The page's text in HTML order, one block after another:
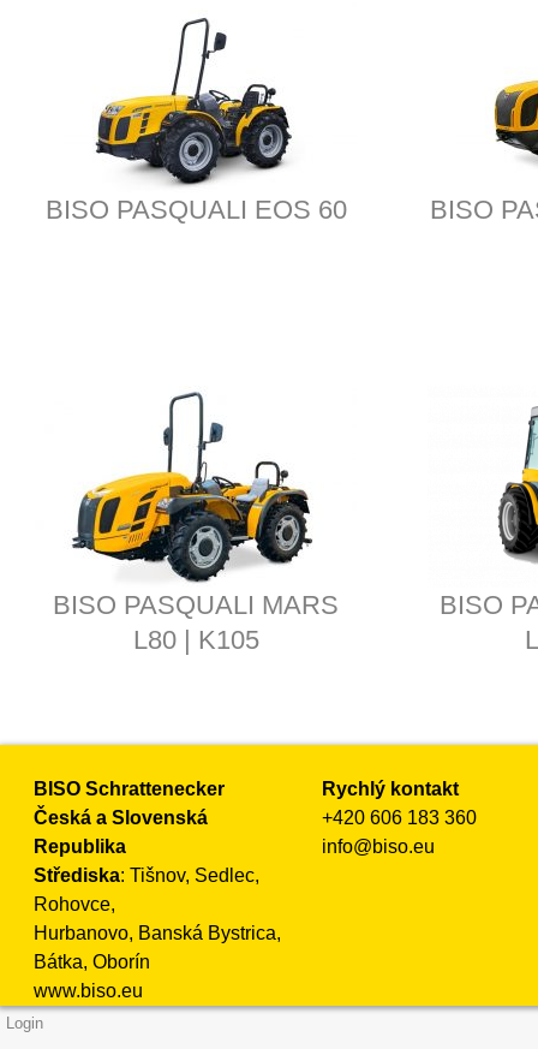
BISO PASQUALI EOS 60 BISO
BISO PASQUALI MARS
L80 | K105
BISO
BISO Schrattenecker
Česká a Slovenská
Republika
Střediska: Tišnov, Sedlec,
Rohovce,
Hurbanovo, Banská Bystrica,
Bátka, Oborín
www.biso.eu
Rychlý kontakt
+420 606 183 360
info@biso.eu
Login